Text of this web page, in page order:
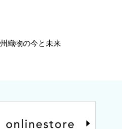
織物の今と未来